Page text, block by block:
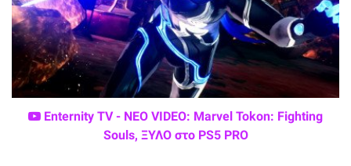
Enternity TV - ΝΕΟ VIDEO: Marvel Tokon: Fighting
Souls, ΞΥΛΟ στο PS5 PRO